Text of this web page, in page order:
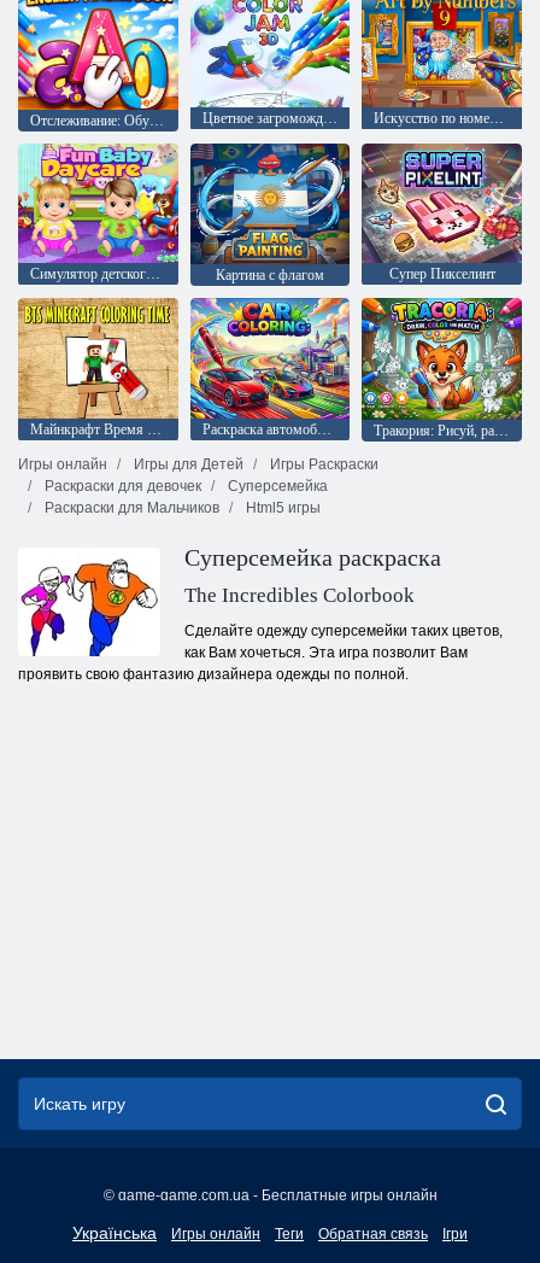
Цветное загромождение 3D Искусство по номерам 9
Симулятор детского сада Картина с флагом Супер Пикселинт
Майнкрафт Время для раскраски Раскраска автомобиля
Тракория: Рисуй, раскрашивай и подбирай
Игры онлайн
Игры для Детей
Игры Раскраски
Раскраски для девочек
Суперсемейка
Раскраски для Мальчиков
Html5 игры
Суперсемейка раскраска
The Incredibles Colorbook
Сделайте одежду суперсемейки таких цветов,
как Вам хочеться. Эта игра позволит Вам
проявить свою фантазию дизайнера одежды по полной.
© game-game.com.ua - Бесплатные игры онлайн
Українська
English
Игры онлайн Теги Обратная связь Ігри